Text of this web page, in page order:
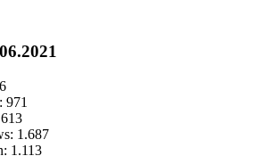
6
971
613
1.687
1.113